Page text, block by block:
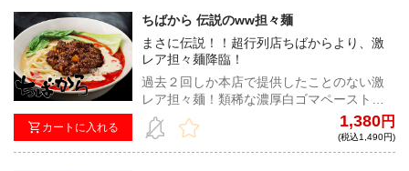
カートに入れる
ちばから 伝説のww担々麺
まさに伝説！！超行列店ちばからより、激
レア担々麺降臨！
過去２回しか本店で提供したことのない激
レア担々麺！類稀な濃厚白ゴマペーストと
お馴染みちばからド乳化スープとの相性抜
群！スープの旨みと肉味噌の辛みも中毒性
抜群だ！
1,380円
(税込1,490円)